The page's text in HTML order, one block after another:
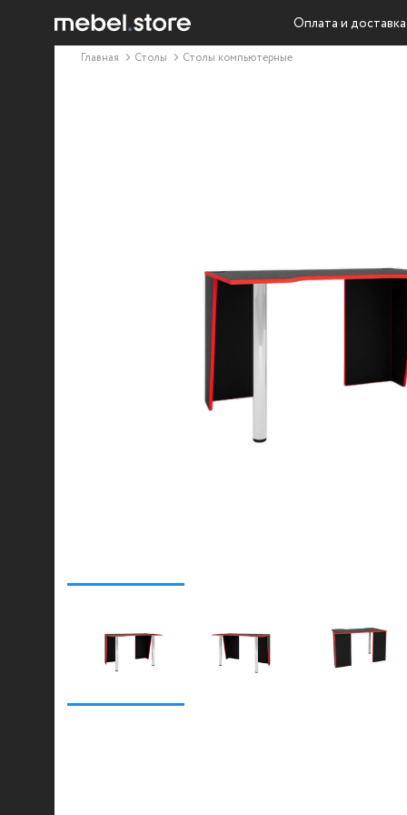
Оплата и доставка
© 2021-2026 mebel.store
Главная Столы Столы компьютерные